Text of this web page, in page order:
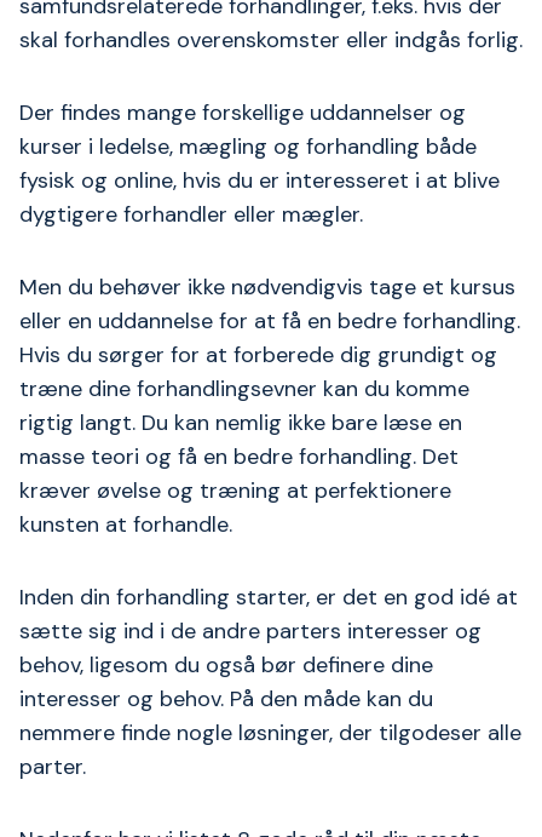
samfundsrelaterede forhandlinger, f.eks. hvis der
skal forhandles overenskomster eller indgås forlig.
Der findes mange forskellige uddannelser og
kurser i ledelse, mægling og forhandling både
fysisk og online, hvis du er interesseret i at blive
dygtigere forhandler eller mægler.
Men du behøver ikke nødvendigvis tage et kursus
eller en uddannelse for at få en bedre forhandling.
Hvis du sørger for at forberede dig grundigt og
træne dine forhandlingsevner kan du komme
rigtig langt. Du kan nemlig ikke bare læse en
masse teori og få en bedre forhandling. Det
kræver øvelse og træning at perfektionere
kunsten at forhandle.
Inden din forhandling starter, er det en god idé at
sætte sig ind i de andre parters interesser og
behov, ligesom du også bør definere dine
interesser og behov. På den måde kan du
nemmere finde nogle løsninger, der tilgodeser alle
parter.